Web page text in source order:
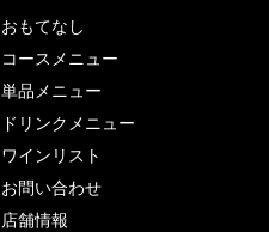
おもてなし
コースメニュー
単品メニュー
ドリンクメニュー
ワインリスト
お問い合わせ
店舗情報